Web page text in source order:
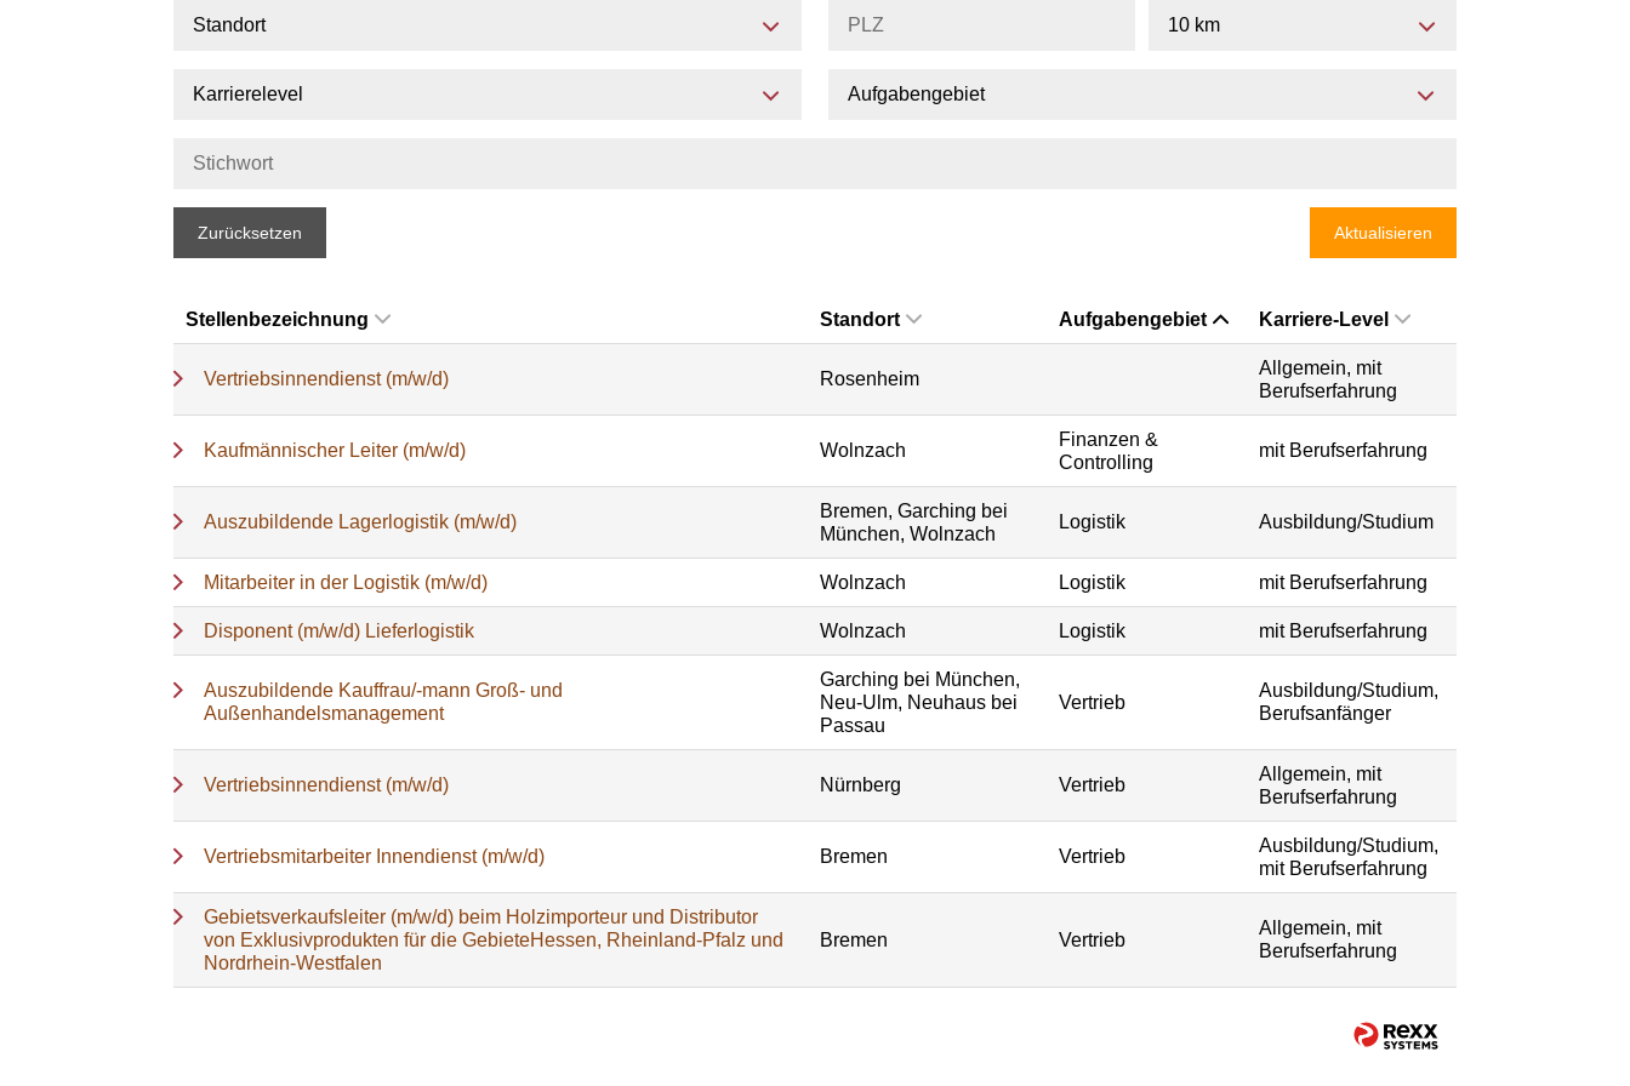
Standort 10 km
Karrierelevel Aufgabengebiet
Zurücksetzen Aktualisieren
Stellenbezeichnung Standort Aufgabengebiet Karriere-Level
Vertriebsinnendienst (m/w/d) Rosenheim
Allgemein, mit
Berufserfahrung
Kaufmännischer Leiter (m/w/d) Wolnzach
Finanzen &
Controlling
mit Berufserfahrung
Auszubildende Lagerlogistik (m/w/d)
Bremen, Garching bei
München, Wolnzach
Logistik Ausbildung/Studium
Mitarbeiter in der Logistik (m/w/d) Wolnzach Logistik mit Berufserfahrung
Disponent (m/w/d) Lieferlogistik Wolnzach Logistik mit Berufserfahrung
Auszubildende Kauffrau/-mann Groß- und
Außenhandelsmanagement
Garching bei München,
Neu-Ulm, Neuhaus bei
Passau
Vertrieb
Ausbildung/Studium,
Berufsanfänger
Vertriebsinnendienst (m/w/d) Nürnberg Vertrieb
Allgemein, mit
Berufserfahrung
Vertriebsmitarbeiter Innendienst (m/w/d) Bremen Vertrieb
Ausbildung/Studium,
mit Berufserfahrung
Gebietsverkaufsleiter (m/w/d) beim Holzimporteur und Distributor
von Exklusivprodukten für die GebieteHessen, Rheinland-Pfalz und
Nordrhein-Westfalen
Bremen Vertrieb
Allgemein, mit
Berufserfahrung